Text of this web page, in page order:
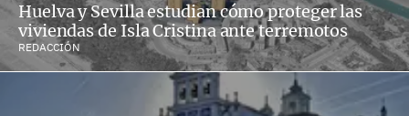
Huelva y Sevilla estudian cómo proteger las
viviendas de Isla Cristina ante terremotos
REDACCIÓN